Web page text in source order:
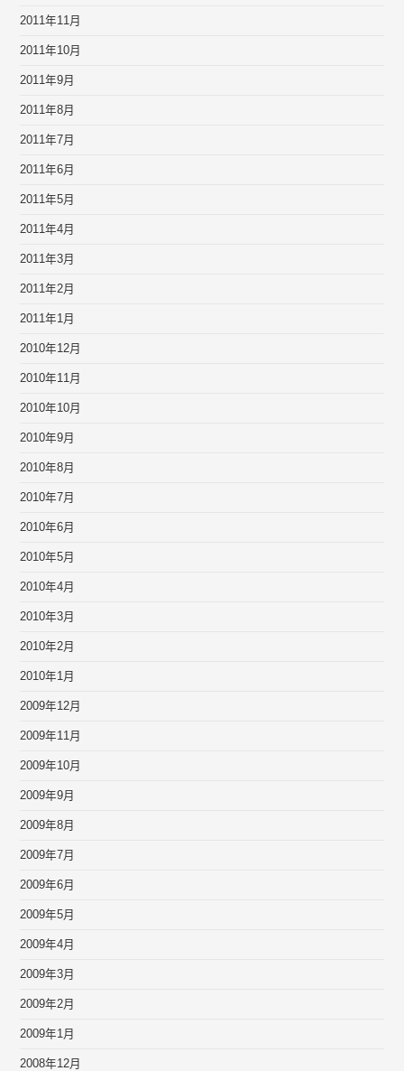
2011年11月
2011年10月
2011年9月
2011年8月
2011年7月
2011年6月
2011年5月
2011年4月
2011年3月
2011年2月
2011年1月
2010年12月
2010年11月
2010年10月
2010年9月
2010年8月
2010年7月
2010年6月
2010年5月
2010年4月
2010年3月
2010年2月
2010年1月
2009年12月
2009年11月
2009年10月
2009年9月
2009年8月
2009年7月
2009年6月
2009年5月
2009年4月
2009年3月
2009年2月
2009年1月
2008年12月